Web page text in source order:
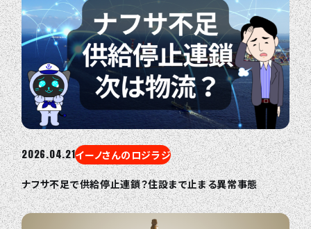
EN JA TH
2026.04.21イーノさんのロジラジ
ナフサ不足で供給停止連鎖？住設まで止まる異常事態